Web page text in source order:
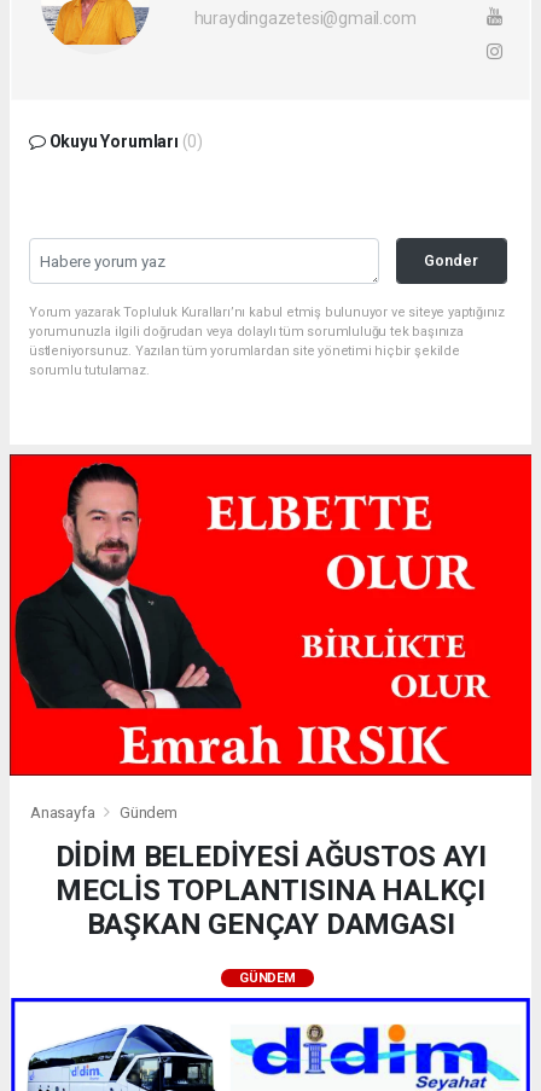
huraydingazetesi@gmail.com
Okuyu Yorumları (0)
Gonder
Yorum yazarak Topluluk Kuralları’nı kabul etmiş bulunuyor ve siteye yaptığınız
yorumunuzla ilgili doğrudan veya dolaylı tüm sorumluluğu tek başınıza
üstleniyorsunuz. Yazılan tüm yorumlardan site yönetimi hiçbir şekilde
sorumlu tutulamaz.
Anasayfa Gündem
DİDİM BELEDİYESİ AĞUSTOS AYI
MECLİS TOPLANTISINA HALKÇI
BAŞKAN GENÇAY DAMGASI
GÜNDEM